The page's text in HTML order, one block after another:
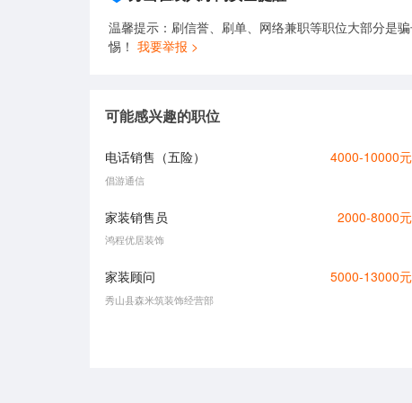
温馨提示：刷信誉、刷单、网络兼职等职位大部分是
惕！ 我要举报 >
可能感兴趣的职位
电话销售（五险） 4000-10000
倡游通信
家装销售员 2000-8000
鸿程优居装饰
家装顾问 5000-13000
秀山县森米筑装饰经营部